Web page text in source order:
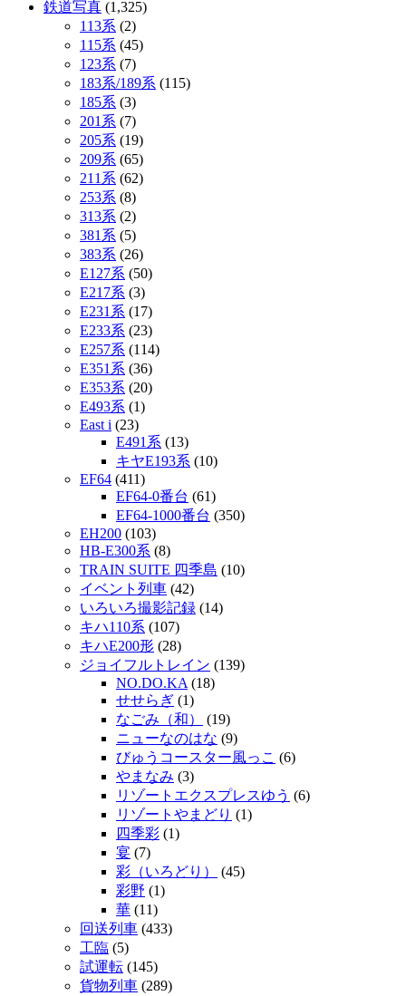
鉄道写真 (1,325)
113系 (2)
115系 (45)
123系 (7)
183系/189系 (115)
185系 (3)
201系 (7)
205系 (19)
209系 (65)
211系 (62)
253系 (8)
313系 (2)
381系 (5)
383系 (26)
E127系 (50)
E217系 (3)
E231系 (17)
E233系 (23)
E257系 (114)
E351系 (36)
E353系 (20)
E493系 (1)
East i (23)
E491系 (13)
キヤE193系 (10)
EF64 (411)
EF64-0番台 (61)
EF64-1000番台 (350)
EH200 (103)
HB-E300系 (8)
TRAIN SUITE 四季島 (10)
イベント列車 (42)
いろいろ撮影記録 (14)
キハ110系 (107)
キハE200形 (28)
ジョイフルトレイン (139)
NO.DO.KA (18)
せせらぎ (1)
なごみ（和）
(19)
ニューなのはな (9)
びゅうコースター風っこ (6)
やまなみ (3)
リゾートエクスプレスゆう (6)
リゾートやまどり (1)
四季彩 (1)
宴 (7)
彩（いろどり）
(45)
彩野 (1)
華 (11)
回送列車 (433)
工臨 (5)
試運転 (145)
貨物列車 (289)